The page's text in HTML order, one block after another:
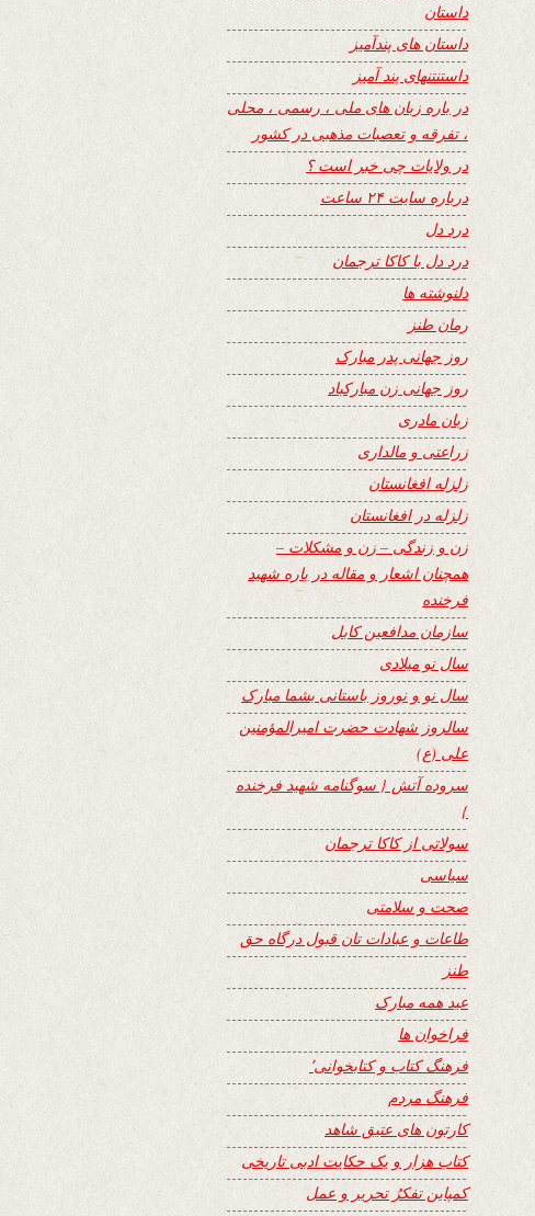
داستان
داستان های پندآمیز
داستنتنهای پند آمیز
در باره زبان های ملی ، رسمی ، محلی
، تفرقه و تعصبات مذهبی در کشور
در ولایات چی خبر است ؟
درباره سایت ۲۴ ساعت
درد دل
درد دل با کاکا ترجمان
دلنوشته ها
رمان طنز
روز جهانی پدر مبارک
روز جهانی زن مبارکباد
زبان مادری
زراعتی و مالداری
زلزله افغانستان
زلزله در افغانستان
زن و زندگی – زن و مشکلات –
همچنان اشعار و مقاله در باره شهید
فرخنده
سازمان مدافعین کابل
سال نو میلادی
سال نو و نوروز باستانی بشما مبارک
سالروز شهادت حضرت امیرالمؤمنین
علی (ع)
سروده آتش { سوگنامه شهید فرخنده
}
سولاتی از کاکا ترجمان
سیاسی
صحت و سلامتی
طاعات و عبادات تان قبول درگاه حق
طنز
عید همه مبارک
فراخوان ها
فرهنگ کتاب و کتابخوانی٬
فرهنگ مردم
کارتون های عتیق شاهد
کتاب هزار و یک حکایت ادبی تاریخی
کمپاین تفکرُ تحریر و عمل